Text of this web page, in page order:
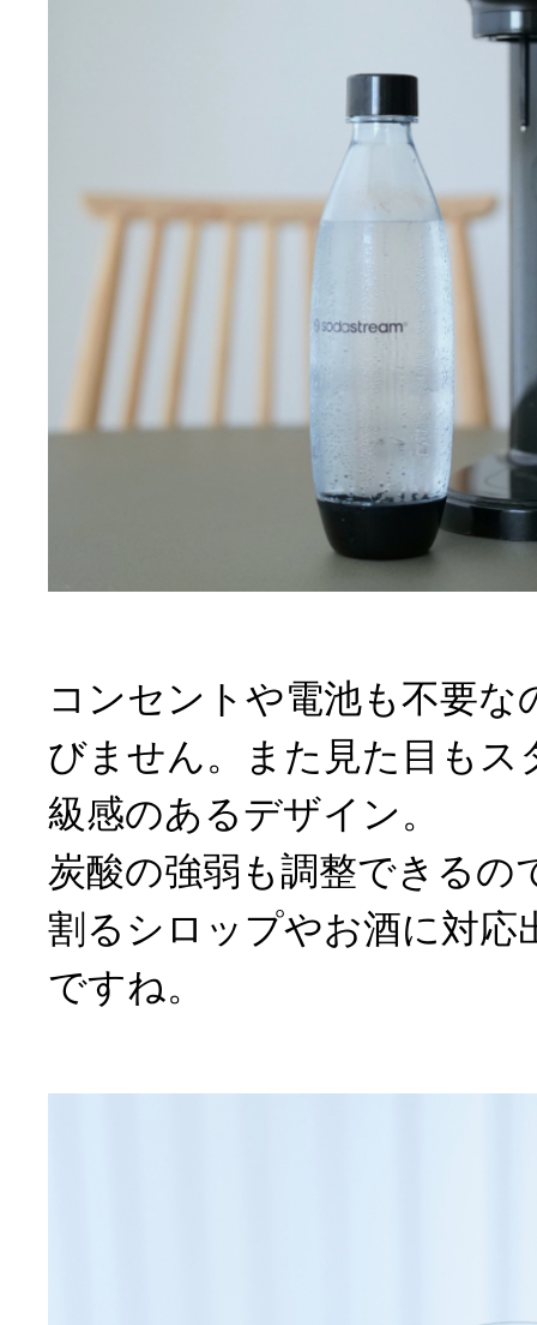
コンセントや電池も不要な
びません。また見た目もス
級感のあるデザイン。
炭酸の強弱も調整できるの
割るシロップやお酒に対応
ですね。